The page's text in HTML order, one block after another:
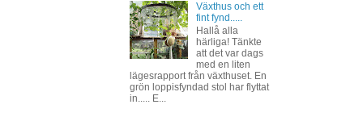
Växthus och ett
fint fynd.....
Hallå alla
härliga! Tänkte
att det var dags
med en liten
lägesrapport från växthuset. En
grön loppisfyndad stol har flyttat
in..... E...